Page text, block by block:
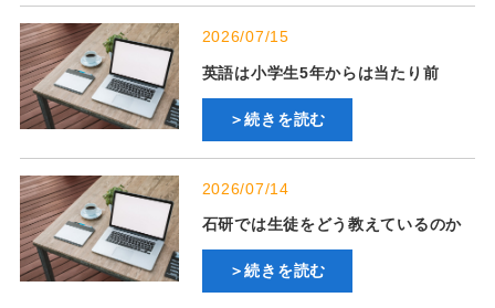
2026/07/15
英語は小学生5年からは当たり前
＞続きを読む
2026/07/14
石研では生徒をどう教えているのか
＞続きを読む